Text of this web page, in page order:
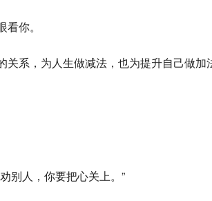
你。
系，为人生做减法，也为提升自己做加
别人，你要把心关上。”